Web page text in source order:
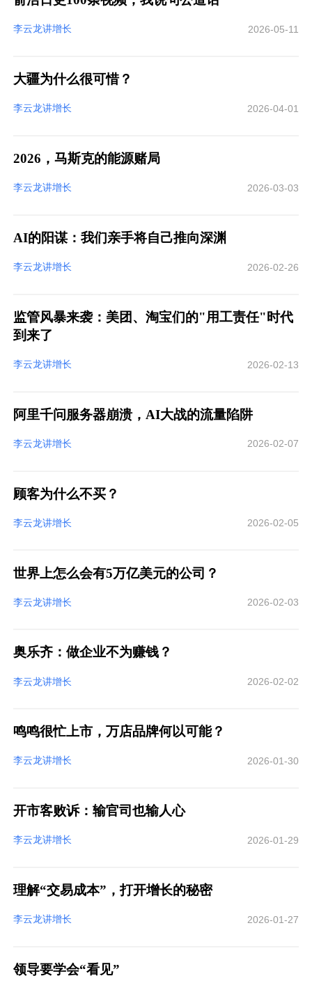
李云龙讲增长 2026-05-11
大疆为什么很可惜？
李云龙讲增长 2026-04-01
2026，马斯克的能源赌局
李云龙讲增长 2026-03-03
AI的阳谋：我们亲手将自己推向深渊
李云龙讲增长 2026-02-26
监管风暴来袭：美团、淘宝们的"用工责任"时代
到来了
李云龙讲增长 2026-02-13
阿里千问服务器崩溃，AI大战的流量陷阱
李云龙讲增长 2026-02-07
顾客为什么不买？
李云龙讲增长 2026-02-05
世界上怎么会有5万亿美元的公司？
李云龙讲增长 2026-02-03
奥乐齐：做企业不为赚钱？
李云龙讲增长 2026-02-02
鸣鸣很忙上市，万店品牌何以可能？
李云龙讲增长 2026-01-30
开市客败诉：输官司也输人心
李云龙讲增长 2026-01-29
理解“交易成本”，打开增长的秘密
李云龙讲增长 2026-01-27
领导要学会“看见”